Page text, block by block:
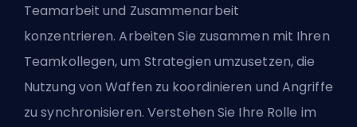
Teamarbeit und Zusammenarbeit
konzentrieren. Arbeiten Sie zusammen mit Ihren
Teamkollegen, um Strategien umzusetzen, die
Nutzung von Waffen zu koordinieren und Angriffe
zu synchronisieren. Verstehen Sie Ihre Rolle im